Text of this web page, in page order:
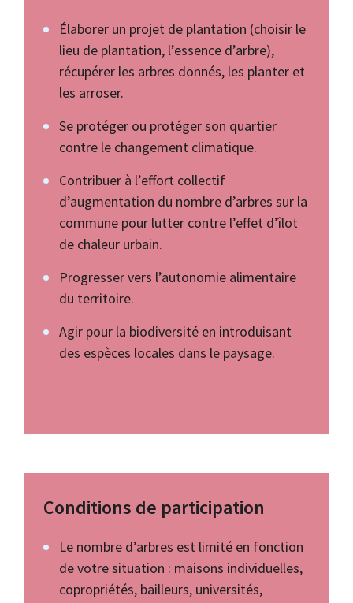
Élaborer un projet de plantation (choisir le
lieu de plantation, l’essence d’arbre),
récupérer les arbres donnés, les planter et
les arroser.
Se protéger ou protéger son quartier
contre le changement climatique.
Contribuer à l’effort collectif
d’augmentation du nombre d’arbres sur la
commune pour lutter contre l’effet d’îlot
de chaleur urbain.
Progresser vers l’autonomie alimentaire
du territoire.
Agir pour la biodiversité en introduisant
des espèces locales dans le paysage.
Conditions de participation
Le nombre d’arbres est limité en fonction
de votre situation : maisons individuelles,
copropriétés, bailleurs, universités,